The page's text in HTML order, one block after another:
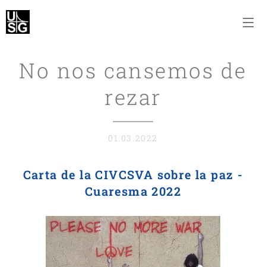
No nos cansemos de
rezar
01.03.2022
Carta de la CIVCSVA sobre la paz -
Cuaresma 2022